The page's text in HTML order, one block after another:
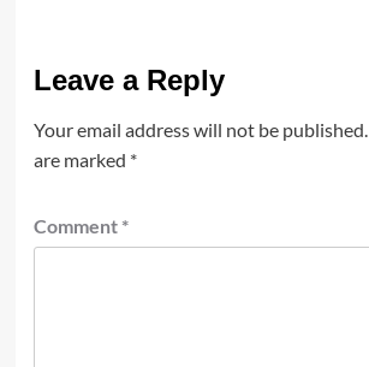
Leave a Reply
Your email address will not be published.
are marked *
Comment *